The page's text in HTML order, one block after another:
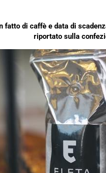
fatto di caffè e data di
riportato sulla